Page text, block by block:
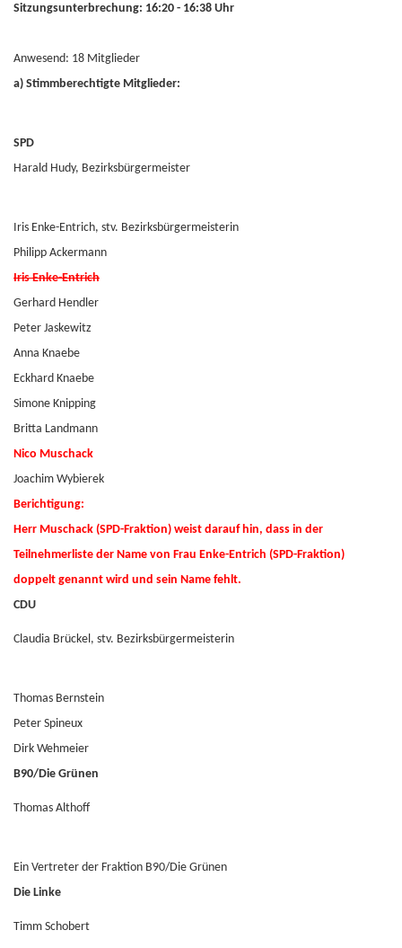
Sitzungsunterbrechung: 16:20 - 16:38 Uhr
Anwesend: 18 Mitglieder
a) Stimmberechtigte Mitglieder:
SPD
Harald Hudy, Bezirksbürgermeister
Iris Enke-Entrich, stv. Bezirksbürgermeisterin
Philipp Ackermann
Iris Enke-Entrich
Gerhard Hendler
Peter Jaskewitz
Anna Knaebe
Eckhard Knaebe
Simone Knipping
Britta Landmann
Nico Muschack
Joachim Wybierek
Berichtigung:
Herr Muschack (SPD-Fraktion) weist darauf hin, dass in der
Teilnehmerliste der Name von Frau Enke-Entrich (SPD-Fraktion)
doppelt genannt wird und sein Name fehlt.
CDU
Claudia Brückel, stv. Bezirksbürgermeisterin
Thomas Bernstein
Peter Spineux
Dirk Wehmeier
B90/Die Grünen
Thomas Althoff
Ein Vertreter der Fraktion B90/Die Grünen
Die Linke
Timm Schobert